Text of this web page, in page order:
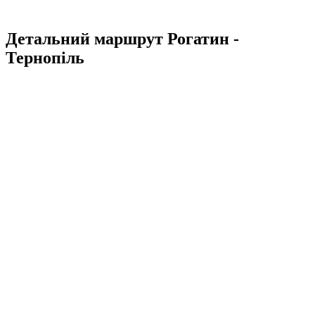
Детальний маршрут Рогатин -
Тернопіль